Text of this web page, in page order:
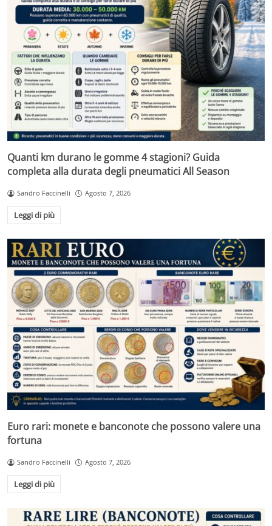
Quanti km durano le gomme 4 stagioni? Guida
completa alla durata degli pneumatici All Season
Sandro Faccinelli Agosto 7, 2026
Leggi di più
Euro rari: monete e banconote che possono valere una
fortuna
Sandro Faccinelli Agosto 7, 2026
Leggi di più